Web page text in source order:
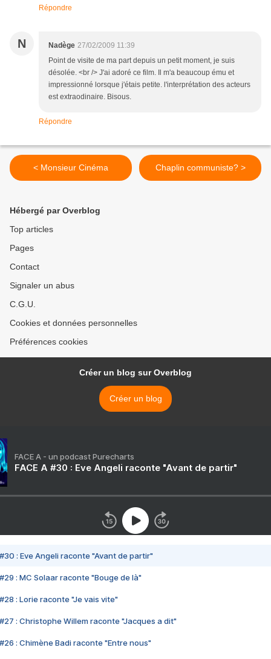
Répondre
N Nadège 27/02/2009 11:39
Point de visite de ma part depuis un petit moment, je suis
désolée. <br /> J'ai adoré ce film. Il m'a beaucoup ému et
impressionné lorsque j'étais petite. l'interprétation des acteurs
est extraodinaire. Bisous.
Répondre
< Monsieur Cinéma Chaplin communiste? >
Hébergé par Overblog
Top articles
Pages
Contact
Signaler un abus
C.G.U.
Cookies et données personnelles
Préférences cookies
Créer un blog sur Overblog
Créer un blog
FACE A - un podcast Purecharts
FACE A #30 : Eve Angeli raconte "Avant de partir"
#30 : Eve Angeli raconte "Avant de partir"
#29 : MC Solaar raconte "Bouge de là"
#28 : Lorie raconte "Je vais vite"
#27 : Christophe Willem raconte "Jacques a dit"
#26 : Chimène Badi raconte "Entre nous"